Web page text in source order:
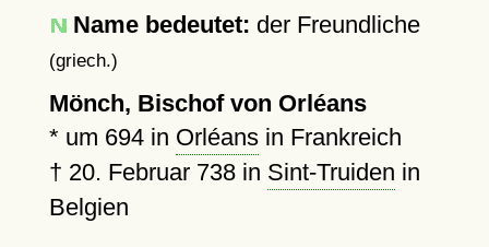
Name bedeutet: der Freundliche
(griech.)
Mönch, Bischof von Orléans
* um 694in Orléansin Frankreich
† 20. Februar 738in Sint-Truiden in
Belgien